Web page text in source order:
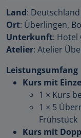
Land: Deutschland
Ort: Überlingen,
Unterkunft: Hotel
Atelier: Atelier
Leistungsumfang
Kurs mit
1 × Kurs
1 × 5
Frühstück
Kurs mit